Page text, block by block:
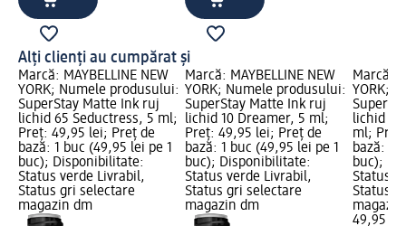
Alți clienți au cumpărat și
Marcă: MAYBELLINE NEW
YORK; Numele produsului:
SuperStay Matte Ink ruj
lichid 65 Seductress, 5 ml;
Preț: 49,95 lei; Preț de
bază: 1 buc (49,95 lei pe 1
buc); Disponibilitate:
Status verde Livrabil,
Status gri selectare
magazin dm
Marcă: MAYBELLINE NEW
YORK; Numele produsului:
SuperStay Matte Ink ruj
lichid 10 Dreamer, 5 ml;
Preț: 49,95 lei; Preț de
bază: 1 buc (49,95 lei pe 1
buc); Disponibilitate:
Status verde Livrabil,
Status gri selectare
magazin dm
Marcă:
YORK;
lichid
ml;
bază: 1
buc);
Status
Status
49,95 lei